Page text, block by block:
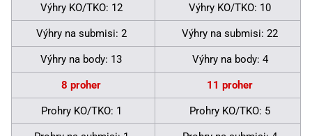
Výhry KO/TKO: 12 Výhry KO/TKO: 10
Výhry na submisi: 2 Výhry na submisi: 22
Výhry na body: 13 Výhry na body: 4
8 proher 11 proher
Prohry KO/TKO: 1 Prohry KO/TKO: 5